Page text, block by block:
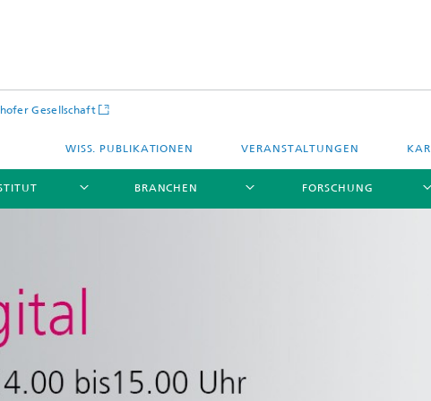
Gesellschaft
WISS. PUBLIKATIONEN VERANSTALTUNGEN
BRANCHEN FORSCHUNG